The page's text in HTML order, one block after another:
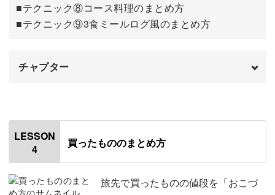
■テクニック⑧コース料理のまとめ方
■テクニック⑨3食ミールログ風のまとめ方
チャプター
はじめに
使用材料・道具
今回のレッスンのポイント 02:54
LESSON
4
買ったもののまとめ方
旅先で買ったものの値段を「おこづ